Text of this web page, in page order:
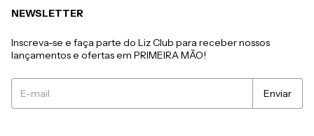
NEWSLETTER
Inscreva-se e faça parte do Liz Club para receber nossos
lançamentos e ofertas em PRIMEIRA MÃO!